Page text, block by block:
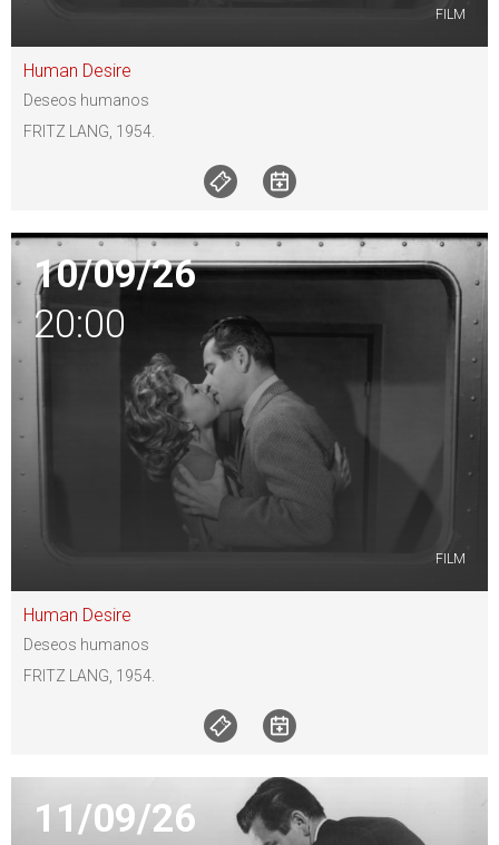
FILM
Human Desire
Deseos humanos
FRITZ LANG, 1954.
10/09/26
20:00
FILM
Human Desire
Deseos humanos
FRITZ LANG, 1954.
11/09/26